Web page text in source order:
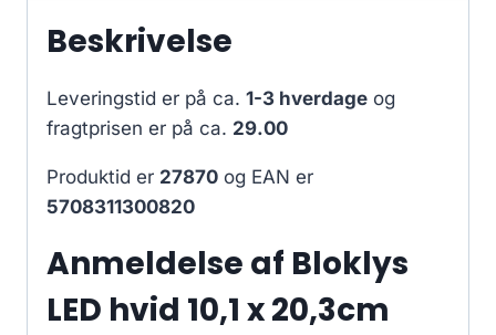
Beskrivelse
Leveringstid er på ca. 1-3 hverdage og
fragtprisen er på ca. 29.00
Produktid er 27870 og EAN er
5708311300820
Anmeldelse af Bloklys
LED hvid 10,1 x 20,3cm